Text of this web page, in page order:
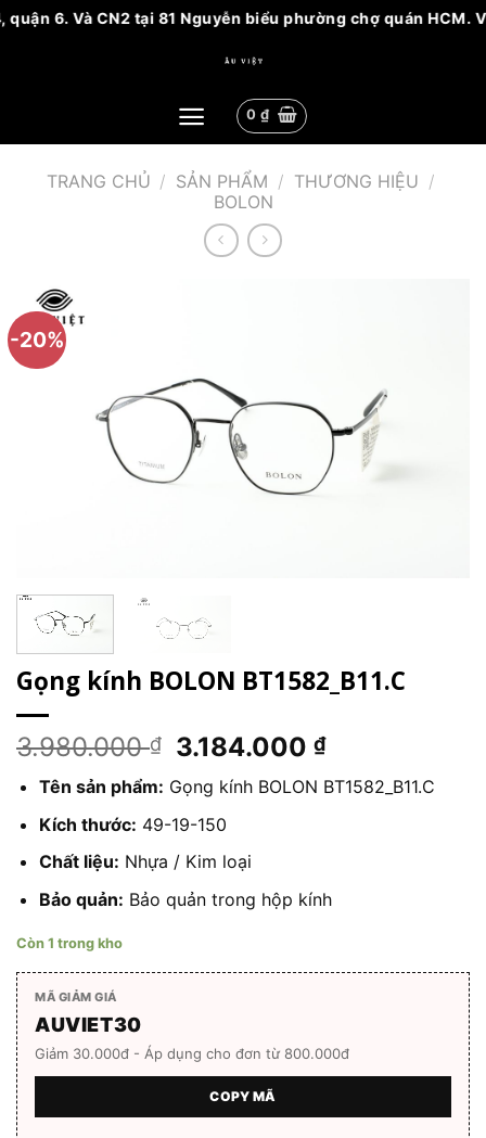
6. Và CN2 tại 81 Nguyễn biểu phường chợ quán HCM.
0 ₫
TRANG CHỦ / SẢN PHẨM / THƯƠNG HIỆU /
BOLON
-20%
Gọng kính BOLON BT1582_B11.C
3.980.000₫
Giá
gốc
là:
3.980.000 ₫.
3.184.000₫Giá
hiện
tại
Tên sản phẩm: Gọng kính BOLON BT1582_B11.C
Kích thước: 49-19-150
Chất liệu: Nhựa / Kim loại
Bảo quản: Bảo quản trong hộp kính
Còn 1 trong kho
MÃ GIẢM GIÁ
AUVIET30
Giảm 30.000đ - Áp dụng cho đơn từ 800.000đ
COPY MÃ